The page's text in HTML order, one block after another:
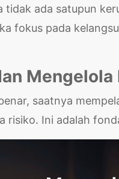
tidak ada satupun
fokus pada
Mengelola
saatnya
risiko. Ini adalah